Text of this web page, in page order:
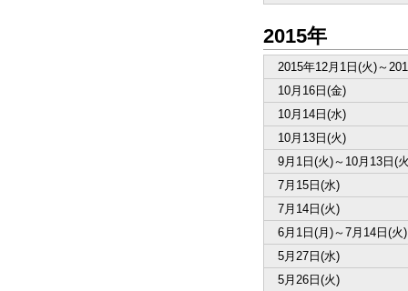
2015年
2015年12月1日(火)～
10月16日(金)
10月14日(水)
10月13日(火)
9月1日(火)～10月13日(
7月15日(水)
7月14日(火)
6月1日(月)～7月14日(火)
5月27日(水)
5月26日(火)